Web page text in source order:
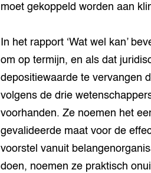
moet gekoppeld worden aan
In het rapport ‘Wat wel kan’
om op termijn, en als dat
depositiewaarde te vervangen
volgens de drie
voorhanden. Ze noemen het
gevalideerde maat voor de
voorstel vanuit
doen, noemen ze praktisch